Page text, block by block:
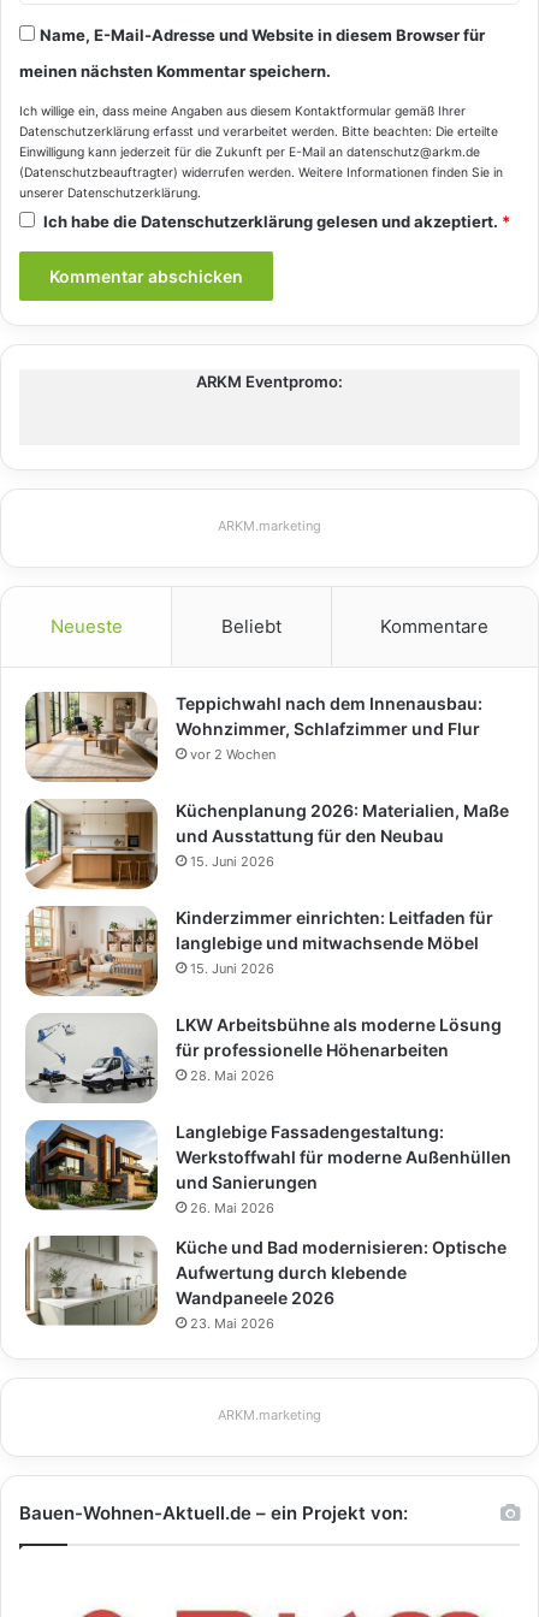
Name, E-Mail-Adresse und Website in diesem Browser für
meinen nächsten Kommentar speichern.
Ich willige ein, dass meine Angaben aus diesem Kontaktformular gemäß Ihrer
Datenschutzerklärung erfasst und verarbeitet werden. Bitte beachten: Die erteilte
Einwilligung kann jederzeit für die Zukunft per E-Mail an datenschutz@arkm.de
(Datenschutzbeauftragter) widerrufen werden. Weitere Informationen finden Sie in
unserer Datenschutzerklärung.
Ich habe dieDatenschutzerklärunggelesen und akzeptiert. *
ARKM Eventpromo:
ARKM.marketing
Neueste Beliebt Kommentare
Teppichwahl nach dem Innenausbau:
Wohnzimmer, Schlafzimmer und Flur
vor 2 Wochen
Küchenplanung 2026: Materialien, Maße
und Ausstattung für den Neubau
15. Juni 2026
Kinderzimmer einrichten: Leitfaden für
langlebige und mitwachsende Möbel
15. Juni 2026
LKW Arbeitsbühne als moderne Lösung
für professionelle Höhenarbeiten
28. Mai 2026
Langlebige Fassadengestaltung:
Werkstoffwahl für moderne Außenhüllen
und Sanierungen
26. Mai 2026
Küche und Bad modernisieren: Optische
Aufwertung durch klebende
Wandpaneele 2026
23. Mai 2026
ARKM.marketing
Bauen-Wohnen-Aktuell.de – ein Projekt von: